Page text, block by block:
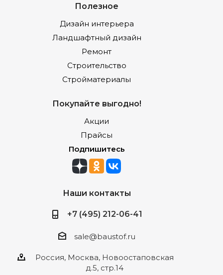
Полезное
Дизайн интерьера
Ландшафтный дизайн
Ремонт
Строительство
Стройматериалы
Покупайте выгодно!
Акции
Прайсы
Подпишитесь
Наши контакты
+7 (495) 212-06-41
sale@baustof.ru
Россия, Москва, Новоостаповская
д.5, стр.14